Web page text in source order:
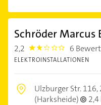
Schröder Marcus
2,2 2.2 6
ELEKTROINSTALLATIONEN
Ulzburger Str. 116,
(Harksheide)